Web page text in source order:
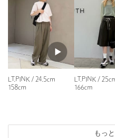
156cm
普段の着用サイズ：
1人が参考になったと回答
参考になった
LT.PINK / 24.5cm
158cm
LT.PINK /
166cm
もっ